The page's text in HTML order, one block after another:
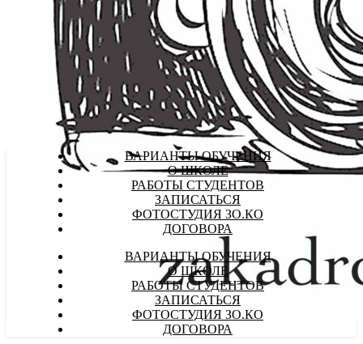
ВАРИАНТЫ ОБУЧЕНИЯ
О ШКОЛЕ
РАБОТЫ СТУДЕНТОВ
ЗАПИСАТЬСЯ
ФОТОСТУДИЯ ЗО.КО
ДОГОВОРА
ВАРИАНТЫ ОБУЧЕНИЯ
О ШКОЛЕ
РАБОТЫ СТУДЕНТОВ
ЗАПИСАТЬСЯ
ФОТОСТУДИЯ ЗО.КО
ДОГОВОРА